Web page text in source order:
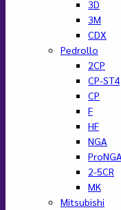
3D
3M
CDX
Pedrollo
2CP
CP-ST4
CP
F
HF
NGA
ProNGA
2-5CR
MK
Mitsubishi